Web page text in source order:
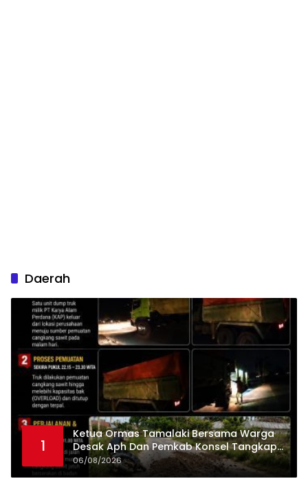
Daerah
1
Ketua Ormas Tamalaki Bersama Warga
Desak Aph Dan Pemkab Konsel Tangkap
Pelaku Angkut Cangkang Sawit Overload,
Truk PT KAP Melintas Jalan Umum
06/08/2026